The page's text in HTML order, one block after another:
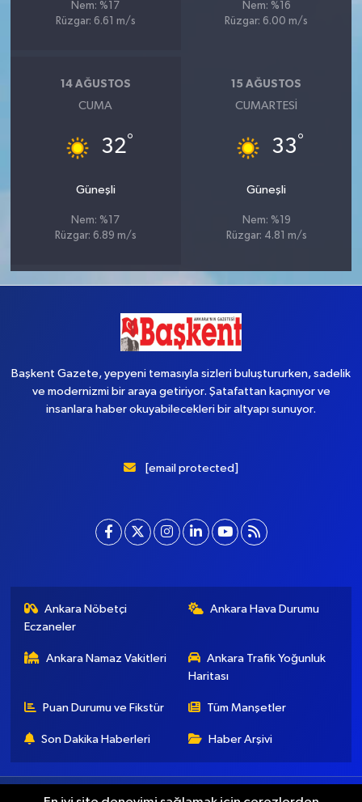
Nem: %17
Rüzgar: 6.61 m/s
Nem: %16
Rüzgar: 6.00 m/s
14 AĞUSTOS
CUMA
32°
Güneşli
Nem: %17
Rüzgar: 6.89 m/s
15 AĞUSTOS
CUMARTESI
33°
Güneşli
Nem: %19
Rüzgar: 4.81 m/s
Başkent Gazete, yepyeni temasıyla sizleri buluştururken, sadelik
ve modernizmi bir araya getiriyor. Şatafattan kaçınıyor ve
insanlara haber okuyabilecekleri bir altyapı sunuyor.
[email protected]
Ankara Nöbetçi
Eczaneler
Ankara Hava Durumu
Ankara Namaz Vakitleri
Ankara Trafik Yoğunluk
Haritası
Puan Durumu ve Fikstür Tüm Manşetler
Son Dakika Haberleri Haber Arşivi
Künye İletişim Gizlilik Koşulları